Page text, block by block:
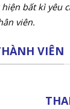
bất kì yêu
viên.
VIÊN